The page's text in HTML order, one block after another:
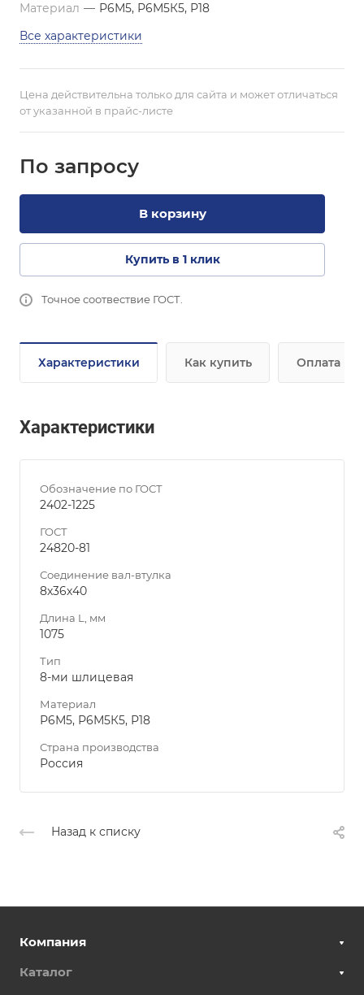
Материал — Р6М5, Р6М5К5, Р18
Все характеристики
Цена действительна только для сайта и может отличаться
от указанной в прайс-листе
По запросу
В корзину
Купить в 1 клик
Точное соотвествие ГОСТ.
Характеристики Как купить Оплата
Характеристики
Обозначение по ГОСТ
2402-1225
ГОСТ
24820-81
Соединение вал-втулка
8х36х40
Длина L, мм
1075
Тип
8-ми шлицевая
Материал
Р6М5, Р6М5К5, Р18
Страна производства
Россия
Назад к списку
Компания
Каталог